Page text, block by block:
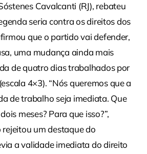
Cavalcanti (RJ), rebateu
seria contra os direitos dos
que o partido vai defender,
uma mudança ainda mais
de quatro dias trabalhados por
4×3). “Nós queremos que a
de trabalho seja imediata. Que
meses? Para que isso?”,
rejeitou um destaque do
a validade imediata do direito